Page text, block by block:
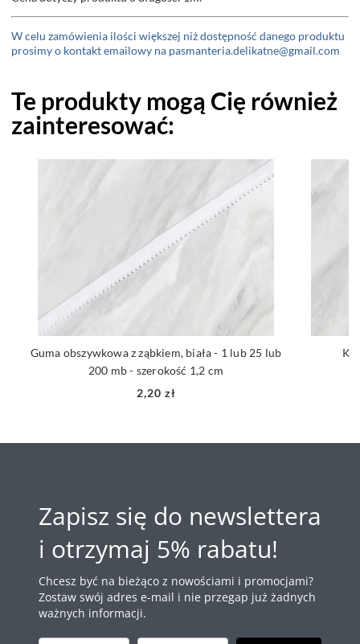
W celu zamówienia ilości większej niż dostępność danego produktu
prosimy o kontakt emailowy na pasmanteria.delikatne@gmail.com
Te produkty mogą Cię również
zainteresować:
Guma obszywkowa z ząbkiem, biała - 1 lub 25 lub
200 mb - szerokość 1,2 cm
2,20 zł
Zapisz się do newslettera
i otrzymaj 5% rabatu!
Chcesz być na bieżąco z nowościami i promocjami?
Zostaw swój adres e-mail i nie przegap już żadnych
ważnych informacji.